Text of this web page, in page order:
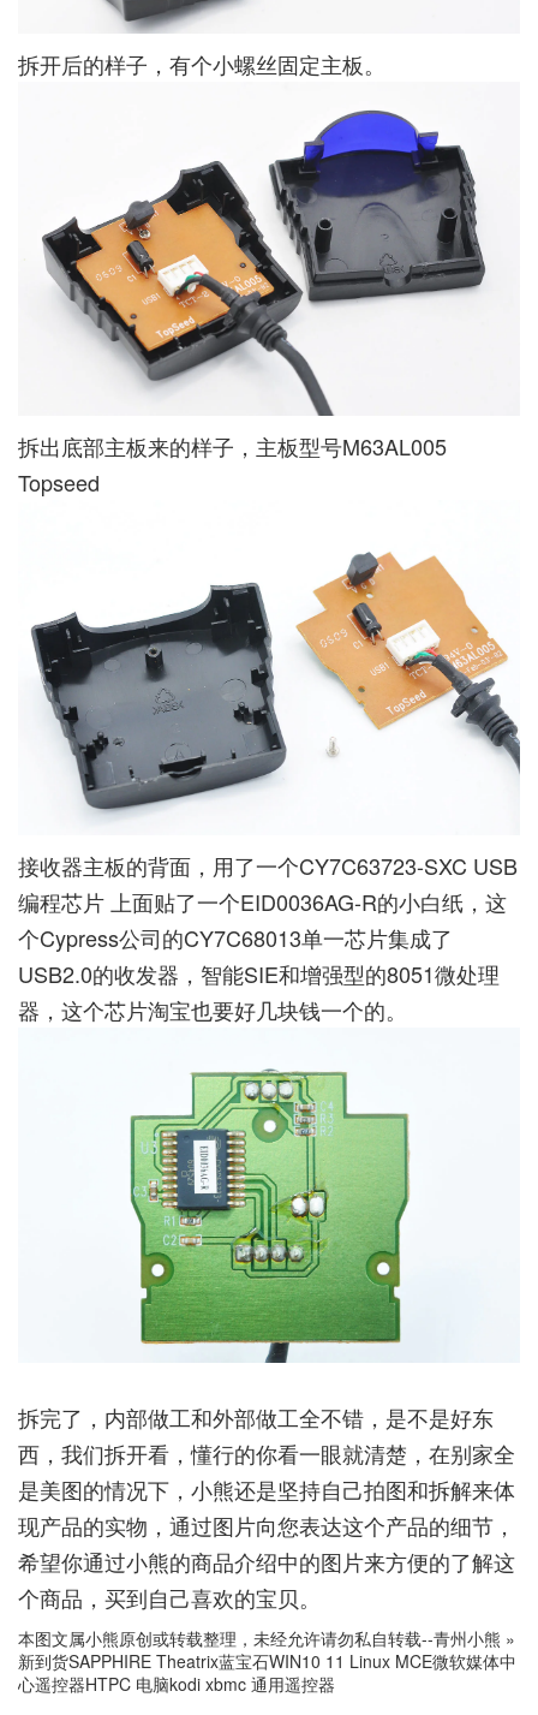
拆开后的样子，有个小螺丝固定主板。
拆出底部主板来的样子，主板型号M63AL005
Topseed
接收器主板的背面，用了一个CY7C63723-SXC USB
编程芯片 上面贴了一个EID0036AG-R的小白纸，这
个Cypress公司的CY7C68013单一芯片集成了
USB2.0的收发器，智能SIE和增强型的8051微处理
器，这个芯片淘宝也要好几块钱一个的。
拆完了，内部做工和外部做工全不错，是不是好东
西，我们拆开看，懂行的你看一眼就清楚，在别家全
是美图的情况下，小熊还是坚持自己拍图和拆解来体
现产品的实物，通过图片向您表达这个产品的细节，
希望你通过小熊的商品介绍中的图片来方便的了解这
个商品，买到自己喜欢的宝贝。
本图文属小熊原创或转载整理，未经允许请勿私自转载--青州小熊 »
新到货SAPPHIRE Theatrix蓝宝石WIN10 11 Linux MCE微软媒体中
心遥控器HTPC 电脑kodi xbmc 通用遥控器